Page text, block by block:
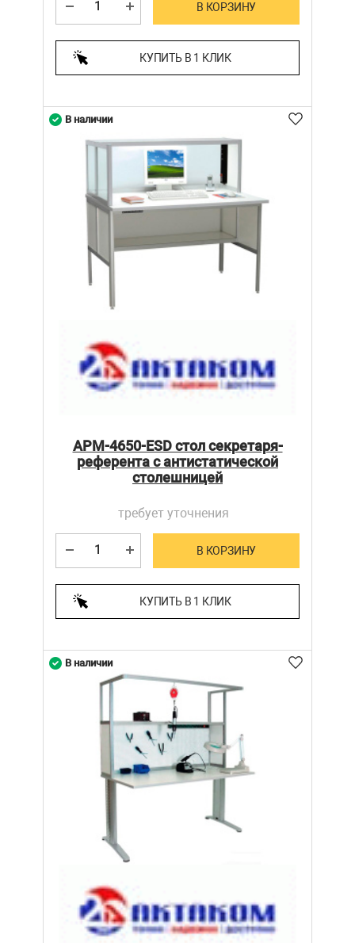
В КОРЗИНУ
КУПИТЬ В 1 КЛИК
АРМ-4650-ESD стол секретаря-
референта с антистатической
столешницей
требует уточнения
В КОРЗИНУ
КУПИТЬ В 1 КЛИК
В наличии
В наличии